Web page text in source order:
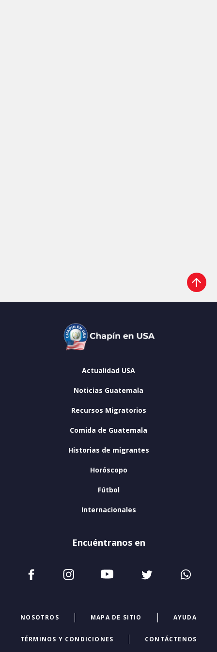
Actualidad USA
Noticias Guatemala
Recursos Migratorios
Comida de Guatemala
Historias de migrantes
Horóscopo
Fútbol
Internacionales
Encuéntranos en
NOSOTROS MAPA DE SITIO AYUDA
TÉRMINOS Y CONDICIONES CONTÁCTENOS